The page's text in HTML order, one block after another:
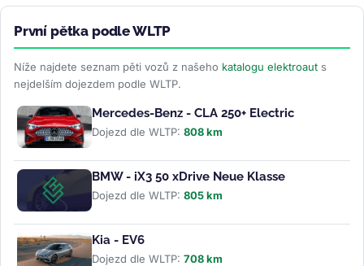
První pětka podle WLTP
Níže najdete seznam pěti vozů z našeho katalogu elektroaut s
nejdelším dojezdem podle WLTP.
Mercedes-Benz - CLA 250+ Electric
Dojezd dle WLTP: 808 km
BMW - iX3 50 xDrive Neue Klasse
Dojezd dle WLTP: 805 km
Kia - EV6
Dojezd dle WLTP: 708 km